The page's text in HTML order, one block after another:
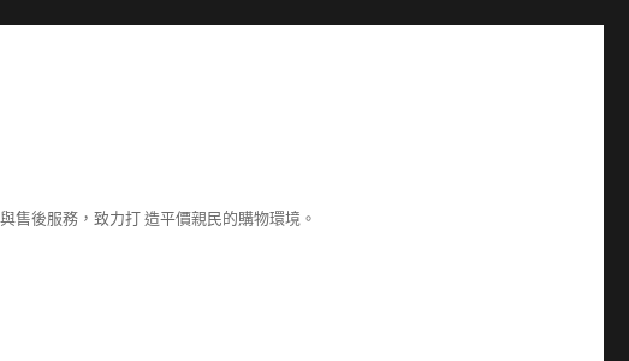
售後服務，致力打 造平價親民的購物環境。